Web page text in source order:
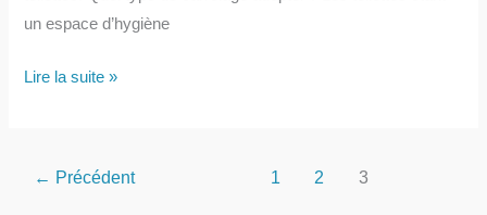
un espace d’hygiène
Comment
Lire la suite »
← Précédent 1 2 3